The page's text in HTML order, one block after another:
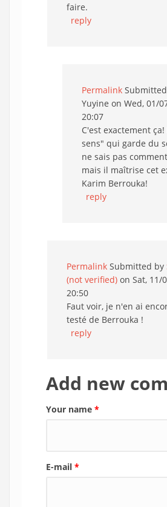
faire.
reply
Permalink
Yuyine on Wed, 01/
20:07
C'est exactement
sens" qui garde du
ne sais pas
mais il maîtrise cet
Karim Berrouka!
reply
Permalink Submitted by
(not verified) on Sat, 11/
20:50
Faut voir, je n'en ai
testé de Berrouka !
reply
Add new
Your name *
E-mail *